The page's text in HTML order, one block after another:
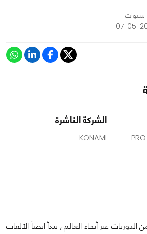
الشركة الناشرة
KONAMI
عبر أنحاء العالم , تبدأ ايضاً الألعاب